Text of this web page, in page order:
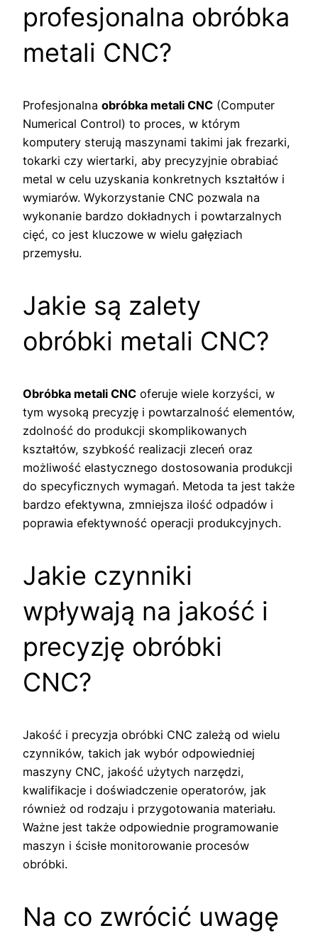
profesjonalna obróbka
metali CNC?
Profesjonalna obróbka metali CNC (Computer
Numerical Control) to proces, w którym
komputery sterują maszynami takimi jak frezarki,
tokarki czy wiertarki, aby precyzyjnie obrabiać
metal w celu uzyskania konkretnych kształtów i
wymiarów. Wykorzystanie CNC pozwala na
wykonanie bardzo dokładnych i powtarzalnych
cięć, co jest kluczowe w wielu gałęziach
przemysłu.
Jakie są zalety
obróbki metali CNC?
Obróbka metali CNC oferuje wiele korzyści, w
tym wysoką precyzję i powtarzalność elementów,
zdolność do produkcji skomplikowanych
kształtów, szybkość realizacji zleceń oraz
możliwość elastycznego dostosowania produkcji
do specyficznych wymagań. Metoda ta jest także
bardzo efektywna, zmniejsza ilość odpadów i
poprawia efektywność operacji produkcyjnych.
Jakie czynniki
wpływają na jakość i
precyzję obróbki
CNC?
Jakość i precyzja obróbki CNC zależą od wielu
czynników, takich jak wybór odpowiedniej
maszyny CNC, jakość użytych narzędzi,
kwalifikacje i doświadczenie operatorów, jak
również od rodzaju i przygotowania materiału.
Ważne jest także odpowiednie programowanie
maszyn i ścisłe monitorowanie procesów
obróbki.
Na co zwrócić uwagę